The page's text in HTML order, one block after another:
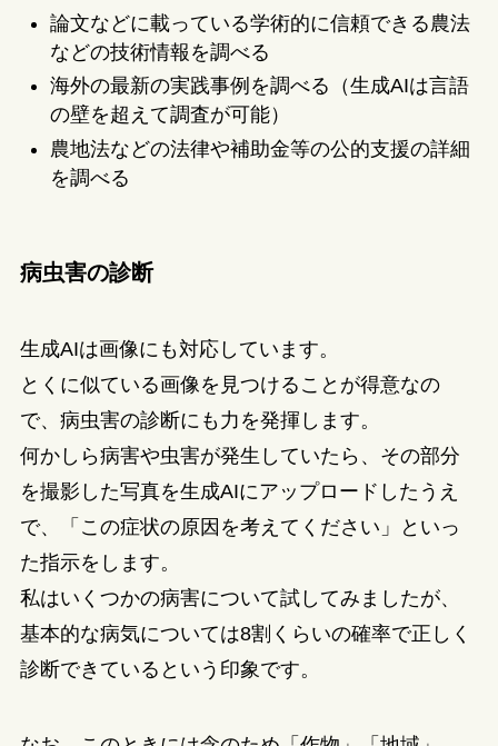
論文などに載っている学術的に信頼できる農法
などの技術情報を調べる
海外の最新の実践事例を調べる（生成AIは言語
の壁を超えて調査が可能）
農地法などの法律や補助金等の公的支援の詳細
を調べる
病虫害の診断
生成AIは画像にも対応しています。
とくに似ている画像を見つけることが得意なの
で、病虫害の診断にも力を発揮します。
何かしら病害や虫害が発生していたら、その部分
を撮影した写真を生成AIにアップロードしたうえ
で、「この症状の原因を考えてください」といっ
た指示をします。
私はいくつかの病害について試してみましたが、
基本的な病気については8割くらいの確率で正しく
診断できているという印象です。